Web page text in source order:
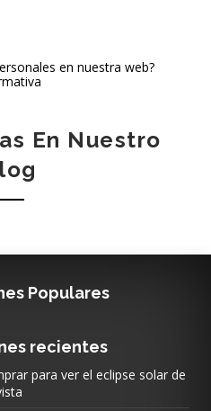
en nuestra web?
En Nuestro
Populares
recientes
para ver el eclipse solar de